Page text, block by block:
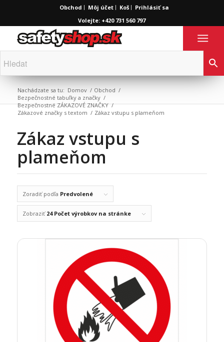
Obchod Môj účet Koš
Prihlásiť sa
Volejte: +420 731 560 797
Nachádzate sa tu: Domov / Obchod /
Bezpečnostné tabuľky a značky /
Bezpečnostné ZÁKAZOVÉ ZNAČKY /
Zákazové značky s textom / Zákaz vstupu s plameňom
Zákaz vstupu s
plameňom
Zoradiť podľa Predvolené
Zobraziť 24 Počet výrobkov na stránke